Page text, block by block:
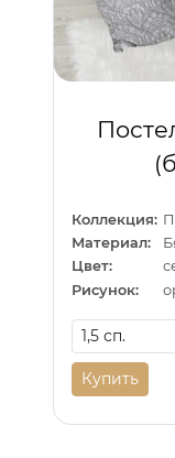
Коллекция:
Материал:
Цвет:
Рисунок:
Купить